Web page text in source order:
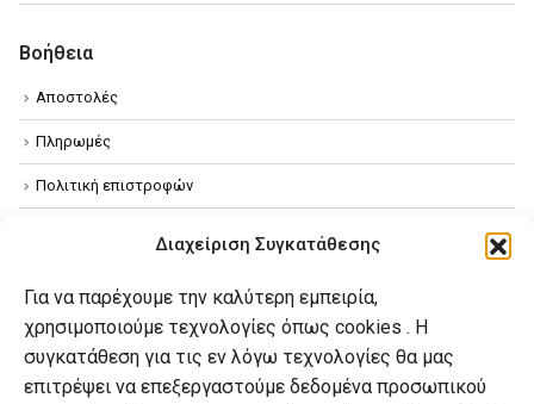
Διαχείριση Συγκατάθεσης
Για να παρέχουμε την καλύτερη εμπειρία,
χρησιμοποιούμε τεχνολογίες όπως cookies . Η
συγκατάθεση για τις εν λόγω τεχνολογίες θα μας
επιτρέψει να επεξεργαστούμε δεδομένα προσωπικού
Βοήθεια
Αποστολές
Πληρωμές
Πολιτική επιστροφών
Πολιτική Cookies
Ο λογαριασμός μου